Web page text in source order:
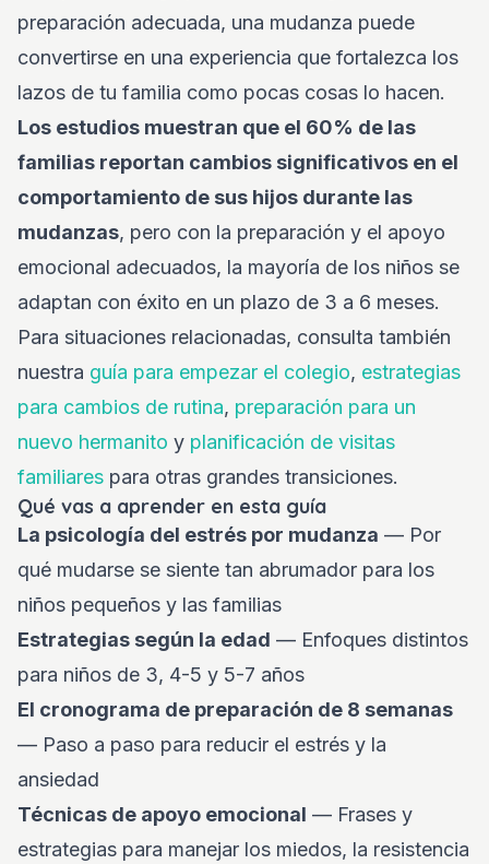
preparación adecuada, una mudanza puede
convertirse en una experiencia que fortalezca los
lazos de tu familia como pocas cosas lo hacen.
Los estudios muestran que el 60% de las
familias reportan cambios significativos en el
comportamiento de sus hijos durante las
mudanzas, pero con la preparación y el apoyo
emocional adecuados, la mayoría de los niños se
adaptan con éxito en un plazo de 3 a 6 meses.
Para situaciones relacionadas, consulta también
nuestra guía para empezar el colegio, estrategias
para cambios de rutina, preparación para un
nuevo hermanito y planificación de visitas
familiares para otras grandes transiciones.
Qué vas a aprender en esta guía
La psicología del estrés por mudanza — Por
qué mudarse se siente tan abrumador para los
niños pequeños y las familias
Estrategias según la edad — Enfoques distintos
para niños de 3, 4-5 y 5-7 años
El cronograma de preparación de 8 semanas
— Paso a paso para reducir el estrés y la
ansiedad
Técnicas de apoyo emocional — Frases y
estrategias para manejar los miedos, la resistencia